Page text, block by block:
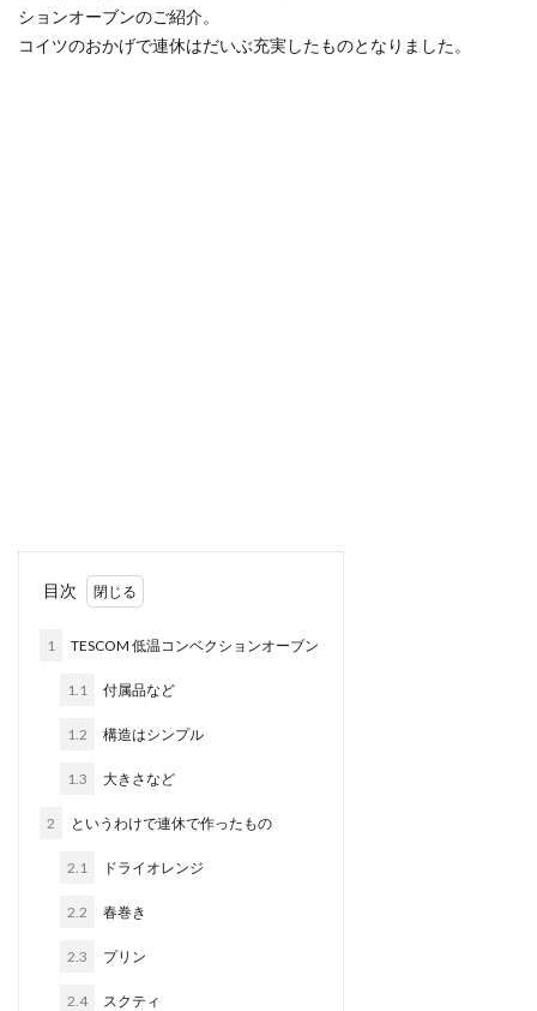
ションオーブンのご紹介。
コイツのおかげで連休はだいぶ充実したものとなりました。
目次
1 TESCOM 低温コンベクションオーブン
1.1 付属品など
1.2 構造はシンプル
1.3 大きさなど
2 というわけで連休で作ったもの
2.1 ドライオレンジ
2.2 春巻き
2.3 プリン
2.4 スクティ